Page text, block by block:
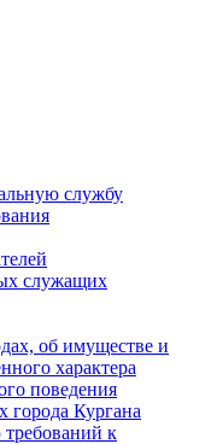
службу
служащих
об имуществе и
характера
поведения
Кургана
к